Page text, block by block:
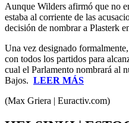
Aunque Wilders afirmó que no
estaba al corriente de las
decisión de nombrar a Plasterk
Una vez designado
con todos los partidos para
cual el Parlamento nombrará al
Bajos. LEER MÁS
(Max Griera | Euractiv.com)